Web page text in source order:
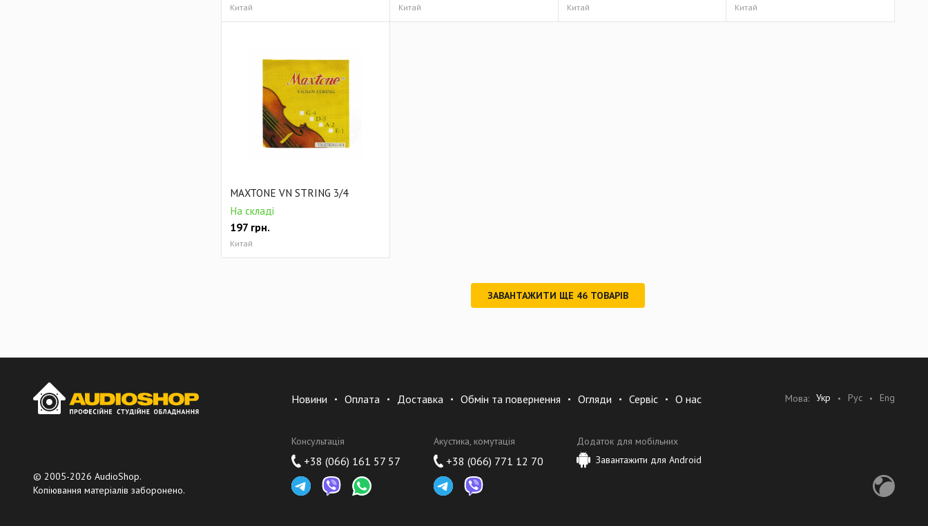
Китай Китай Китай Китай
MAXTONE VN STRING 3/4
На складі
197 грн.
Китай
ЗАВАНТАЖИТИ ЩЕ 46 ТОВАРІВ
Новини Оплата Доставка Обмін та повернення Огляди Сервіс О нас
Консультація
+38 (066) 161 57 57
Акустика, комутація
+38 (066) 771 12 70
Додаток для мобільних
Завантажити для Android
Мова: Укр Рус Eng
© 2005-2026 AudioShop.
Копіювання матеріалів заборонено.